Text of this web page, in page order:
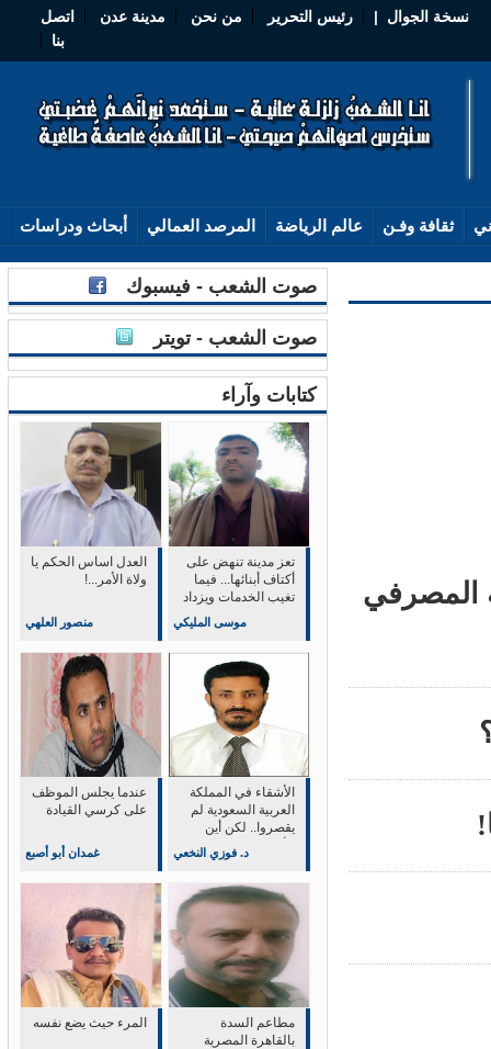
نسخة الجوال | رئيس التحرير من نحن مدينة عدن
اتصل
ثقافة وفـن عالم الرياضة المرصد العمالي أبحاث ودراسات
صوت الشعب - فيسبوك
صوت الشعب - تويتر
كتابات وآراء
العدل اساس الحكم يا
ولاة الأمر...!
منصور العلهي
تعز مدينة تنهض على
أكتاف أبنائها... فيما
تغيب الخدمات ويزداد
موسى المليكي
عندما يجلس الموظف
على كرسي القيادة
غمدان أبو أصبع
الأشقاء في المملكة
العربية السعودية لم
يقصروا.. لكن أين
د. فوزي النخعي
المرء حيث يضع نفسه
مطاعم السدة
بالقاهرة المصرية